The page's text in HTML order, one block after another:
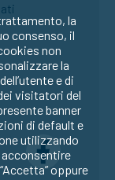
la
consenso, il
non
la
e di
visitatori del
banner
di default e
utilizzando
oppure